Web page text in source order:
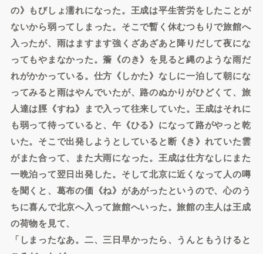
の》もびしょ濡れになった。王成は平生苦労をしたことが
ないから弱ってしまった。そこで暫く休むつもりで旅館へ
入ったが、雨はますます強くざあざあと降りだして夜にな
ってもやまなかった。簷《のき》を見ると縄のような雨だ
れがかかっている。仕方《しかた》なしに一泊して朝にな
ってみると雨はやんでいたが、路のぬかりがひどくて、旅
人達は脛《すね》まで入って往来していた。王成はそれに
も弱って待っていると、午《ひる》になって路がやっと乾
いた。そこで出発しようとしていると断《き》れていた雲
がまた合って、また大雨になった。王成は仕方なしにまた
一晩泊って翌日出発した。そして北京に近くなって人の噂
を聞くと、葛布の価《ね》があがったというので、心のう
ちに喜んで北京へ入って旅館へいった。旅館の主人は王成
の荷物を見て、
「しまったなあ。二、三日早かったら、うんともうけると